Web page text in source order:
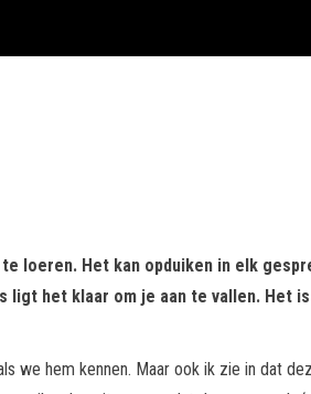
loeren. Het kan opduiken in elk
ligt het klaar om je aan te vallen. Het
hem kennen. Maar ook ik zie in dat